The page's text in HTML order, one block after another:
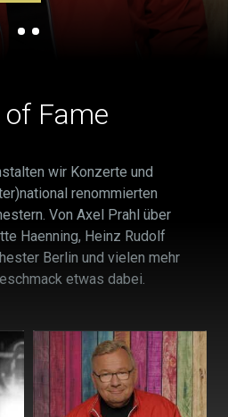
Fame
wir Konzerte und
renommierten
Von Axel Prahl über
Haenning, Heinz Rudolf
Berlin und vielen mehr
etwas dabei.